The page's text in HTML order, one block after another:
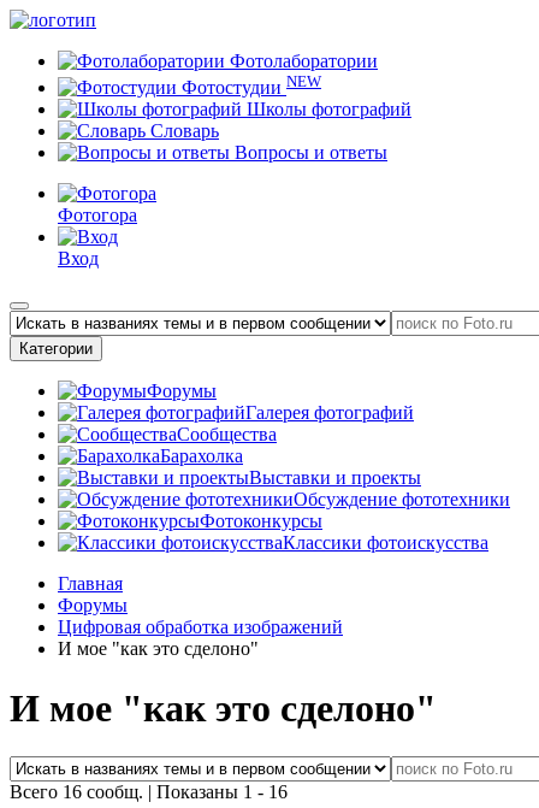
Фотолаборатории
Фотостудии NEW
Школы фотографий
Словарь
Вопросы и ответы
Фотогора
Вход
Категории
Форумы
Галерея фотографий
Сообщества
Барахолка
Выставки и проекты
Обсуждение фототехники
Фотоконкурсы
Классики фотоискусства
Главная
Форумы
Цифровая обработка изображений
И мое "как это сделоно"
И мое "как это сделоно"
Всего 16 сообщ. | Показаны 1 - 16